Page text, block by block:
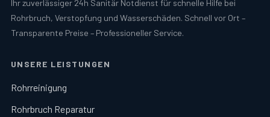
Ihr zuverlässiger 24h Sanitär Notdienst für schnelle Hilfe bei
Rohrbruch, Verstopfung und Wasserschäden. Schnell vor Ort –
Transparente Preise – Professioneller Service.
UNSERE LEISTUNGEN
Rohrreinigung
Rohrbruch Reparatur